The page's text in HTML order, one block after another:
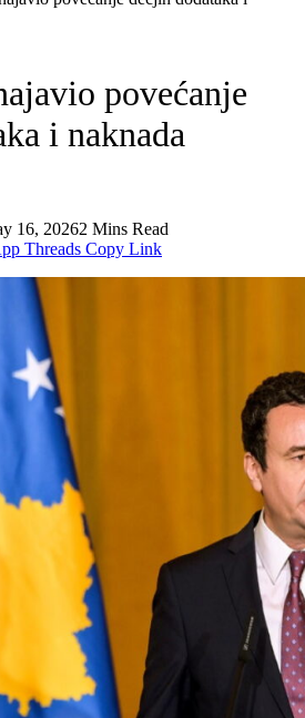
povećanje
i naknada
16, 20262 Mins Read
Threads Copy Link